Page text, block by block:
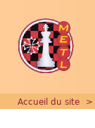
Accueil du site >